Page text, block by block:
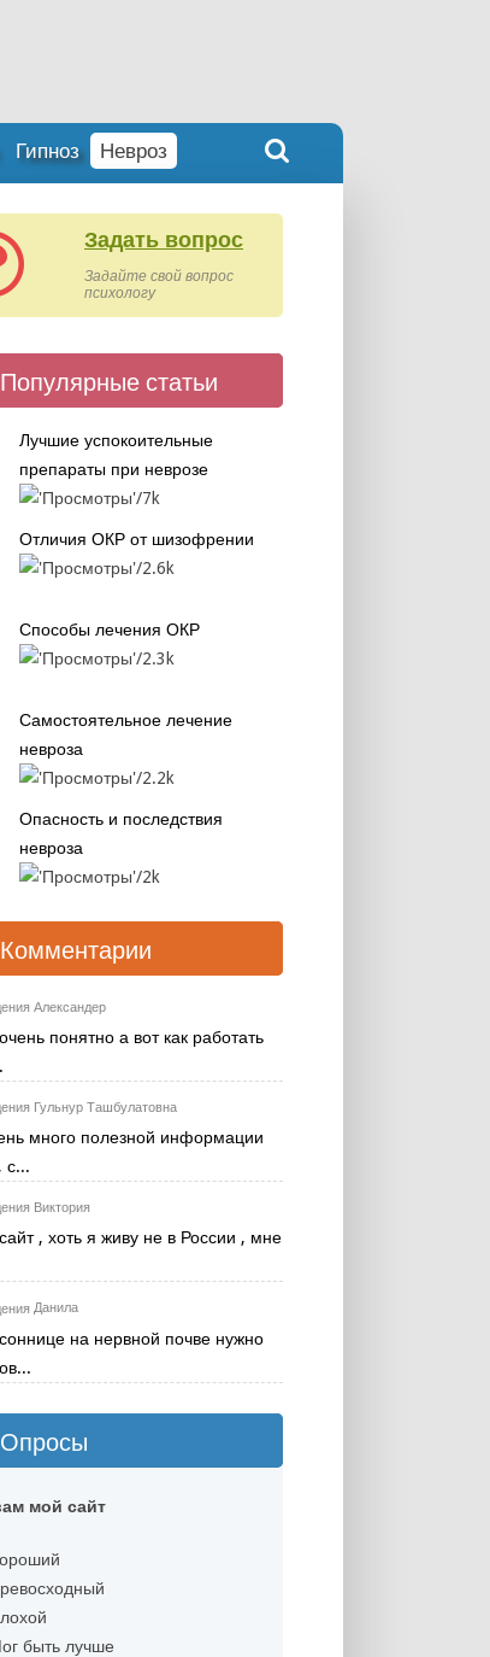
Гипноз Невроз
Задать вопрос
Задайте свой вопрос
психологу
Популярные статьи
Лучшие успокоительные
препараты при неврозе
7k
Отличия ОКР от шизофрении
2.6k
Способы лечения ОКР
2.3k
Самостоятельное лечение
невроза
2.2k
Опасность и последствия
невроза
2k
Комментарии
Александер
понятно а вот как работать
Гульнур Ташбулатовна
много полезной информации
с...
Виктория
, хоть я живу не в России , мне
Данила
на нервной почве нужно
Опросы
мой сайт
быть лучше